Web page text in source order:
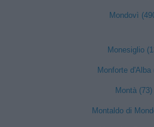
Mondovì
Monesiglio
Monforte d'Alba
Montà (73)
Montaldo di